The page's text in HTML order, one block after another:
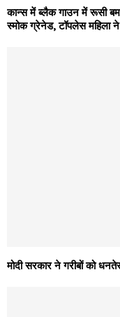
कान्स में ब्लैक गाउन में रूसी
स्मोक ग्रेनेड, टॉपलेस महिला ने
मोदी सरकार ने गरीबों को